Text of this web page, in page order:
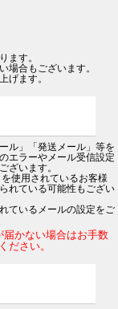
ます。
場合もございます。
げます。
ル」「発送メール」等を
エラーやメール受信設定
ざいます。
使用されているお客様
れている可能性もござい
ているメールの設定をご
かない場合はお手数
ださい。